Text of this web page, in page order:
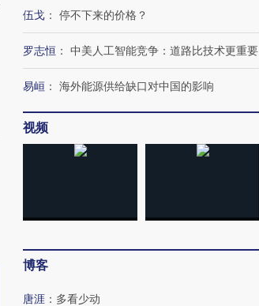
伍戈 ： 停不下来的价格？
罗志恒 ： 中美人工智能竞争：道路比技术更重要
易峘 ： 海外能源供给缺口对中国的影响
视频
博客
唐涯 ： 多看少动